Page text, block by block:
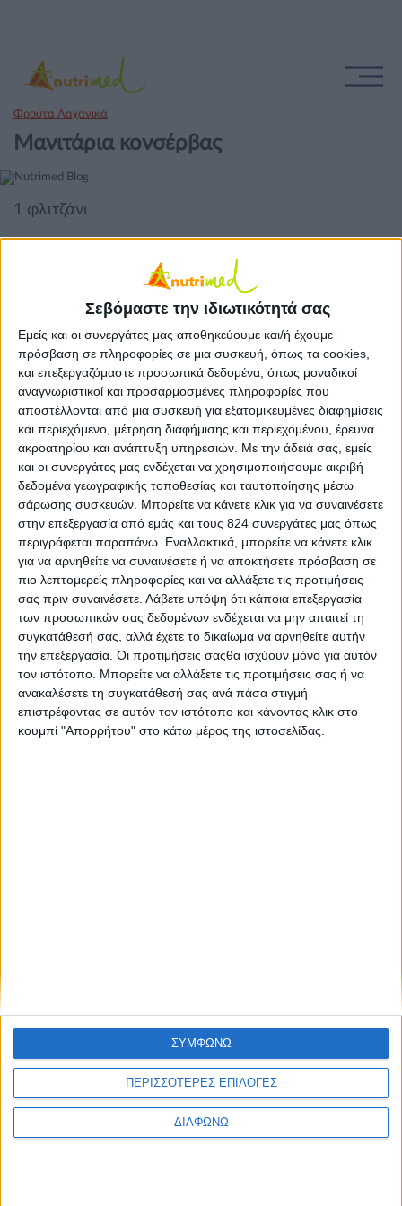
Σεβόμαστε την ιδιωτικότητά σας
Εμείς και οι συνεργάτες μας αποθηκεύουμε και/ή έχουμε
πρόσβαση σε πληροφορίες σε μια συσκευή, όπως τα cookies,
και επεξεργαζόμαστε προσωπικά δεδομένα, όπως μοναδικοί
αναγνωριστικοί και προσαρμοσμένες πληροφορίες που
αποστέλλονται από μια συσκευή για εξατομικευμένες διαφημίσεις
και περιεχόμενο, μέτρηση διαφήμισης και περιεχομένου, έρευνα
ακροατηρίου και ανάπτυξη υπηρεσιών. Με την άδειά σας, εμείς
και οι συνεργάτες μας ενδέχεται να χρησιμοποιήσουμε ακριβή
δεδομένα γεωγραφικής τοποθεσίας και ταυτοποίησης μέσω
σάρωσης συσκευών. Μπορείτε να κάνετε κλικ για να συναινέσετε
στην επεξεργασία από εμάς και τους 824 συνεργάτες μας όπως
περιγράφεται παραπάνω. Εναλλακτικά, μπορείτε να κάνετε κλικ
για να αρνηθείτε να συναινέσετε ή να αποκτήσετε πρόσβαση σε
πιο λεπτομερείς πληροφορίες και να αλλάξετε τις προτιμήσεις
σας πριν συναινέσετε. Λάβετε υπόψη ότι κάποια επεξεργασία
των προσωπικών σας δεδομένων ενδέχεται να μην απαιτεί τη
συγκατάθεσή σας, αλλά έχετε το δικαίωμα να αρνηθείτε αυτήν
την επεξεργασία. Οι προτιμήσεις σαςθα ισχύουν μόνο για αυτόν
τον ιστότοπο. Μπορείτε να αλλάξετε τις προτιμήσεις σας ή να
ανακαλέσετε τη συγκατάθεσή σας ανά πάσα στιγμή
επιστρέφοντας σε αυτόν τον ιστότοπο και κάνοντας κλικ στο
κουμπί "Απορρήτου" στο κάτω μέρος της ιστοσελίδας.
ΠΕΡΙΣΣΟΤΕΡΕΣ ΕΠΙΛΟΓΕΣ
ΔΙΑΦΩΝΩ
ΣΥΜΦΩΝΩ
Φρούτα Λαχανικά
Mανιτάρια κονσέρβας
1 φλιτζάνι
Περισσότερα
Υγεία, διατροφή & lifestyle
Διατροφή 2.0: τα
τρόφιμα του
μέλλοντος
διατροφή & lifestyle
Κεφάλαιο
“Διατροφικά trends”:
17 ΑΠΡ
Φυτικά Εναλλακτικά
Gourmet: θρέψη και
απόλαυση σε κάθε
γεύμα!